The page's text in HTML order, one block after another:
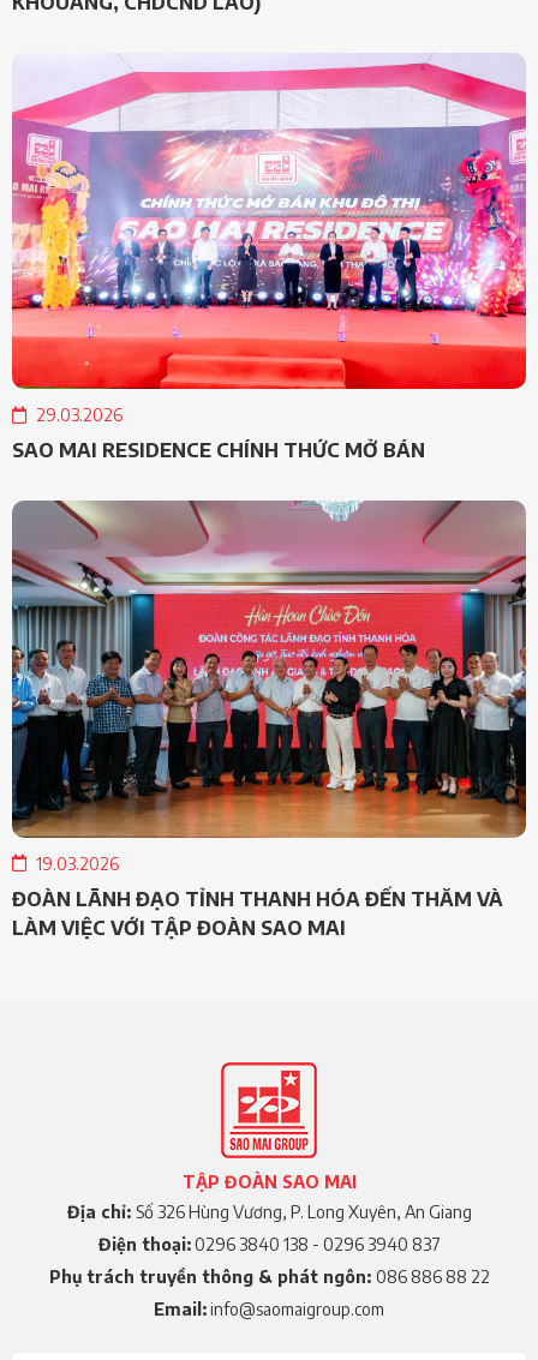
29.03.2026
SAO MAI RESIDENCE CHÍNH THỨC MỞ BÁN
19.03.2026
ĐOÀN LÃNH ĐẠO TỈNH THANH HÓA ĐẾN THĂM VÀ
LÀM VIỆC VỚI TẬP ĐOÀN SAO MAI
TẬP ĐOÀN SAO MAI
Địa chỉ: Số 326 Hùng Vương, P. Long Xuyên, An Giang
Điện thoại:0296 3840 138 - 0296 3940 837
Phụ trách truyền thông & phát ngôn: 086 886 88 22
Email:info@saomaigroup.com